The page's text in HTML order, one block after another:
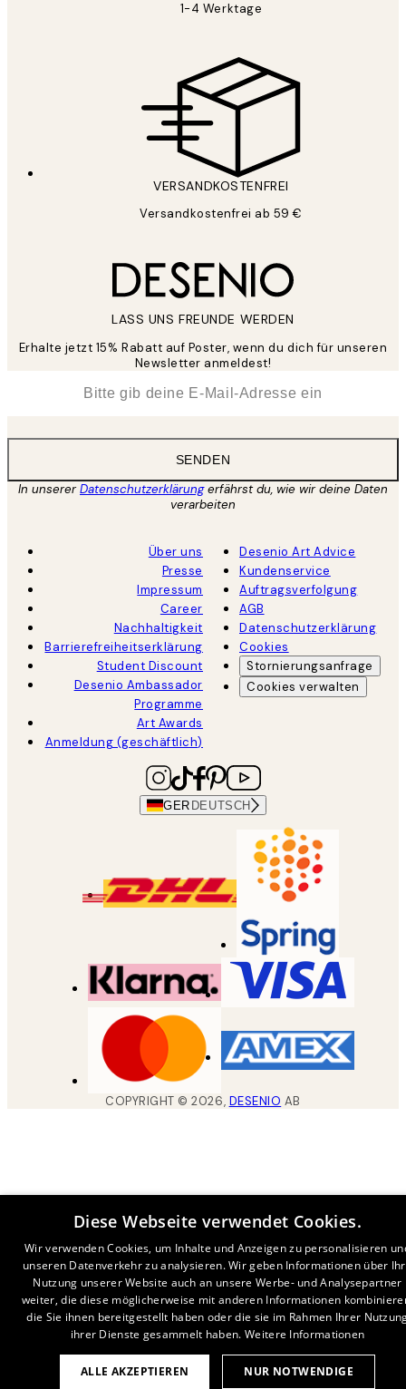
1-4 Werktage
VERSANDKOSTENFREI
Versandkostenfrei ab 59 €
LASS UNS FREUNDE WERDEN
Erhalte jetzt 15% Rabatt auf Poster, wenn du dich für unseren
Newsletter anmeldest!
SENDEN
In unsererDatenschutzerklärungerfährst du, wie wir deine Daten
verarbeiten
Über uns
Presse
Impressum
Career
Nachhaltigkeit
Barrierefreiheitserklärung
Student Discount
Desenio Ambassador
Programme
Art Awards
Anmeldung (geschäftlich)
Desenio Art Advice
Kundenservice
Auftragsverfolgung
AGB
Datenschutzerklärung
Cookies
Stornierungsanfrage
Cookies verwalten
GER DEUTSCH
COPYRIGHT ©2026, DESENIO AB
Diese Webseite verwendet Cookies.
Wir verwenden Cookies, um Inhalte und Anzeigen zu personalisieren
unseren Datenverkehr zu analysieren. Wir geben Informationen über
Nutzung unserer Website auch an unsere Werbe- und Analysepartner
weiter, die diese möglicherweise mit anderen Informationen
die Sie ihnen bereitgestellt haben oder die sie im Rahmen Ihrer
ihrer Dienste gesammelt haben. Weitere Informationen
ALLE AKZEPTIEREN NUR NOTWENDIGE